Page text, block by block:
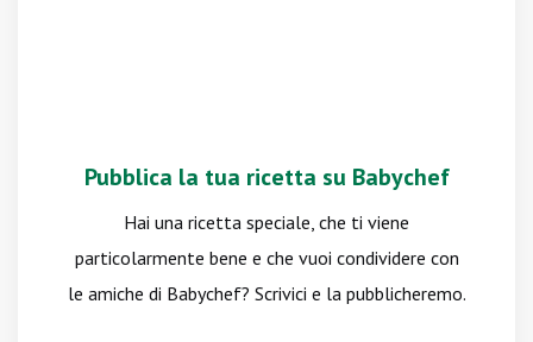
Pubblica la tua ricetta su Babychef
Hai una ricetta speciale, che ti viene
particolarmente bene e che vuoi condividere con
le amiche di Babychef? Scrivici e la pubblicheremo.